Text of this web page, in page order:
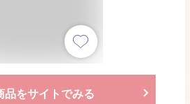
品をサイトでみる